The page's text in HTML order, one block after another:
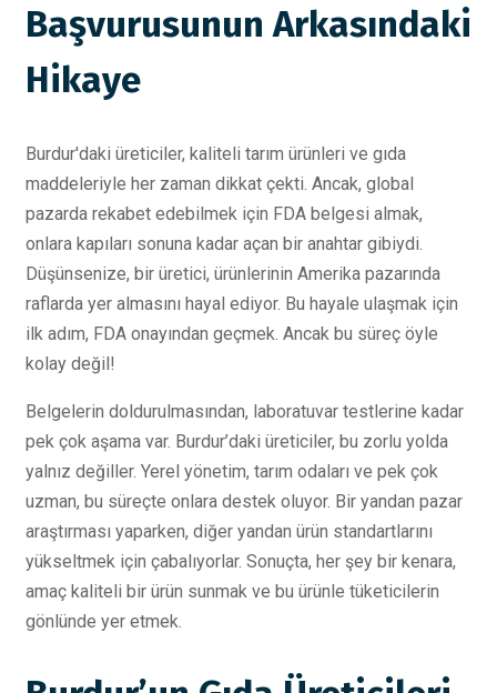
Başvurusunun Arkasındaki
Hikaye
Burdur'daki üreticiler, kaliteli tarım ürünleri ve gıda
maddeleriyle her zaman dikkat çekti. Ancak, global
pazarda rekabet edebilmek için FDA belgesi almak,
onlara kapıları sonuna kadar açan bir anahtar gibiydi.
Düşünsenize, bir üretici, ürünlerinin Amerika pazarında
raflarda yer almasını hayal ediyor. Bu hayale ulaşmak için
ilk adım, FDA onayından geçmek. Ancak bu süreç öyle
kolay değil!
Belgelerin doldurulmasından, laboratuvar testlerine kadar
pek çok aşama var. Burdur’daki üreticiler, bu zorlu yolda
yalnız değiller. Yerel yönetim, tarım odaları ve pek çok
uzman, bu süreçte onlara destek oluyor. Bir yandan pazar
araştırması yaparken, diğer yandan ürün standartlarını
yükseltmek için çabalıyorlar. Sonuçta, her şey bir kenara,
amaç kaliteli bir ürün sunmak ve bu ürünle tüketicilerin
gönlünde yer etmek.